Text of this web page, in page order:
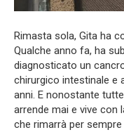
Rimasta sola, Gita ha
Qualche anno fa, ha
diagnosticato un
chirurgico intestinale e
anni. E nonostante
arrende mai e vive con
che rimarrà per